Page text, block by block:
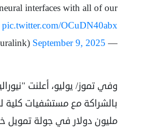
interfaces with all of our
pic.twitter.com/OCuDN40abx
— Neuralink (@neuralink)
September 9, 2025
وفي تموز/ يوليو، أعلنت
مليون دولار في جولة تمويل